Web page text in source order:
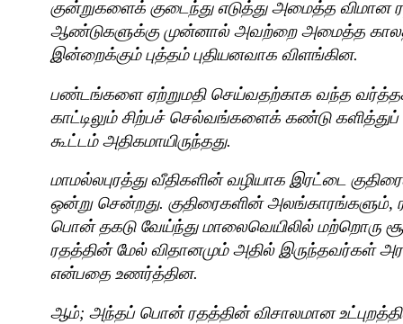
குன்றுகளைக் குடைந்து எடுத்து அமைத்த விமான
ஆண்டுகளுக்கு முன்னால் அவற்றை அமைத்த
இன்றைக்கும் புத்தம் புதியனவாக விளங்கின.
பண்டங்களை ஏற்றுமதி செய்வதற்காக வந்த
காட்டிலும் சிற்பச் செல்வங்களைக் கண்டு
கூட்டம் அதிகமாயிருந்தது.
மாமல்லபுரத்து வீதிகளின் வழியாக இரட்டை
ஒன்று சென்றது. குதிரைகளின் அலங்காரங்களும்,
பொன் தகடு வேய்ந்து மாலைவெயிலில் மற்றொரு
ரதத்தின் மேல் விதானமும் அதில் இருந்தவர்கள்
என்பதை உணர்த்தின.
ஆம்; அந்தப் பொன் ரதத்தின் விசாலமான